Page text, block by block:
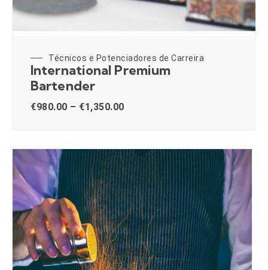
Técnicos e Potenciadores de Carreira
International Premium
Bartender
€980.00 – €1,350.00